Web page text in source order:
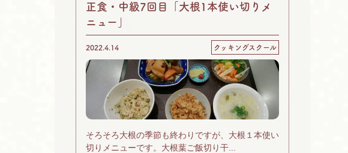
正食・中級7回目「大根1本使い切りメ
ニュー」
2022.4.14 クッキングスクール
そろそろ大根の季節も終わりですが、大根１本使い
切りメニューです。大根葉ご飯切り干...